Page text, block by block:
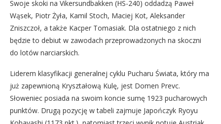
Swoje skoki na Vikersundbakken (HS-240) oddadzą Paweł
Wąsek, Piotr Żyła, Kamil Stoch, Maciej Kot, Aleksander
Zniszczoł, a także Kacper Tomasiak. Dla ostatniego z nich
będzie to debiut w zawodach przeprowadzonych na skoczni
do lotów narciarskich.
Liderem klasyfikacji generalnej cyklu Pucharu Świata, który ma
już zapewnioną Kryształową Kulę, jest Domen Prevc.
Słoweniec posiada na swoim koncie sumę 1923 pucharowych
punktów. Drugą pozycję w tabeli zajmuje Japończyk Ryoyu